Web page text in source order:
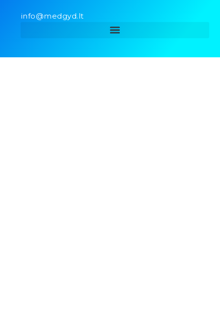
info@medgyd.lt